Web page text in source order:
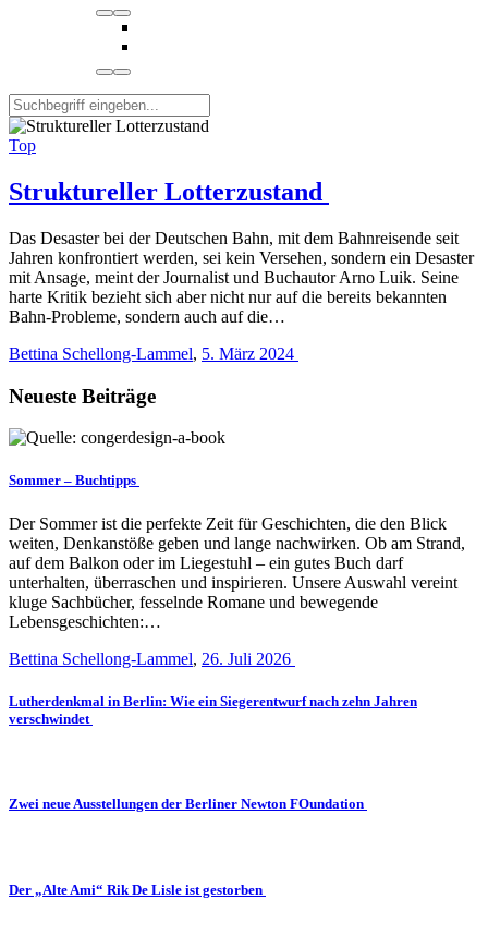
Top
Struktureller Lotterzustand
Das Desaster bei der Deutschen Bahn, mit dem Bahnreisende seit
Jahren konfrontiert werden, sei kein Versehen, sondern ein Desaster
mit Ansage, meint der Journalist und Buchautor Arno Luik. Seine
harte Kritik bezieht sich aber nicht nur auf die bereits bekannten
Bahn-Probleme, sondern auch auf die…
Bettina Schellong-Lammel, 5. März 2024
Neueste Beiträge
Sommer – Buchtipps
Der Sommer ist die perfekte Zeit für Geschichten, die den Blick
weiten, Denkanstöße geben und lange nachwirken. Ob am Strand,
auf dem Balkon oder im Liegestuhl – ein gutes Buch darf
unterhalten, überraschen und inspirieren. Unsere Auswahl vereint
kluge Sachbücher, fesselnde Romane und bewegende
Lebensgeschichten:…
Bettina Schellong-Lammel, 26. Juli 2026
Lutherdenkmal in Berlin: Wie ein Siegerentwurf nach zehn Jahren
verschwindet
Zwei neue Ausstellungen der Berliner Newton FOundation
Der „Alte Ami“ Rik De Lisle ist gestorben